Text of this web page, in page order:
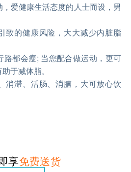
爱健康生活态度的人士而设，男
致的健康风险，大大减少内脏脂
路都会瘦; 当您配合做运动，更可
于减体脂。
消滞、活肠、消腩，大可放心饮
享免费送货